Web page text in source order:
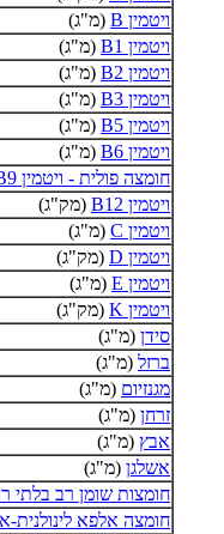
ויטמין B
(מ"ג)
ויטמין B1
(מ"ג)
ויטמין B2
(מ"ג)
ויטמין B3
(מ"ג)
ויטמין B5
(מ"ג)
ויטמין B6
(מ"ג)
חומצה פולית - ויטמין B9
ויטמין B12
(מק"ג)
ויטמין C
(מ"ג)
ויטמין D
(מק"ג)
ויטמין E
(מ"ג)
ויטמין K
(מק"ג)
סידן (מ"ג)
ברזל (מ"ג)
מגנזיום (מ"ג)
זרחן (מ"ג)
אבץ (מ"ג)
אשלגן (מ"ג)
חומצות שומן רב בלתי
חומצה אלפא לינולנית-